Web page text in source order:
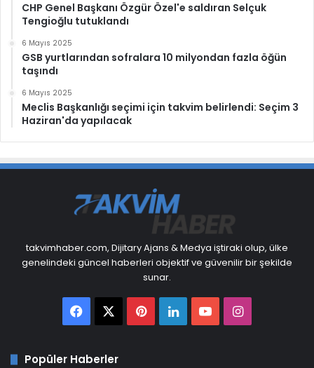
CHP Genel Başkanı Özgür Özel'e saldıran Selçuk
Tengioğlu tutuklandı
6 Mayıs 2025
GSB yurtlarından sofralara 10 milyondan fazla öğün
taşındı
6 Mayıs 2025
Meclis Başkanlığı seçimi için takvim belirlendi: Seçim 3
Haziran'da yapılacak
takvimhaber.com, Dijitary Ajans & Medya iştiraki olup, ülke
genelindeki güncel haberleri objektif ve güvenilir bir şekilde
sunar.
FacebookPinterest
LinkedInYouTubeInstagram
Popüler Haberler